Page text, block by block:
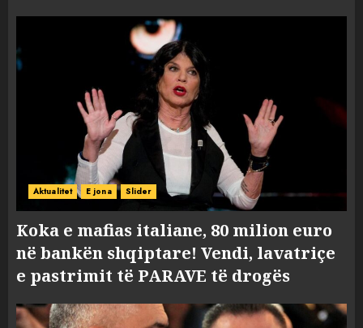
Aktualitet E jona Slider
Koka e mafias italiane, 80 milion euro
në bankën shqiptare! Vendi, lavatriçe
e pastrimit të PARAVE të drogës